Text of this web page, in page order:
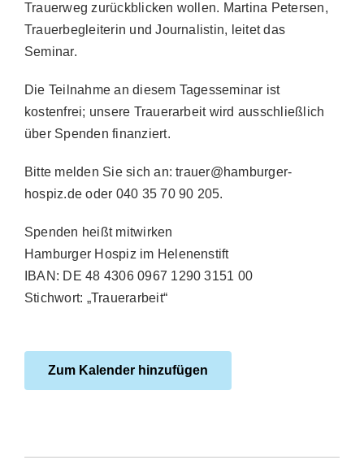
Trauerweg zurückblicken wollen. Martina Petersen,
Trauerbegleiterin und Journalistin, leitet das
Seminar.
Die Teilnahme an diesem Tagesseminar ist
kostenfrei; unsere Trauerarbeit wird ausschließlich
über Spenden finanziert.
Bitte melden Sie sich an: trauer@hamburger-
hospiz.de oder 040 35 70 90 205.
Spenden heißt mitwirken
Hamburger Hospiz im Helenenstift
IBAN: DE 48 4306 0967 1290 3151 00
Stichwort: „Trauerarbeit“
Zum Kalender hinzufügen